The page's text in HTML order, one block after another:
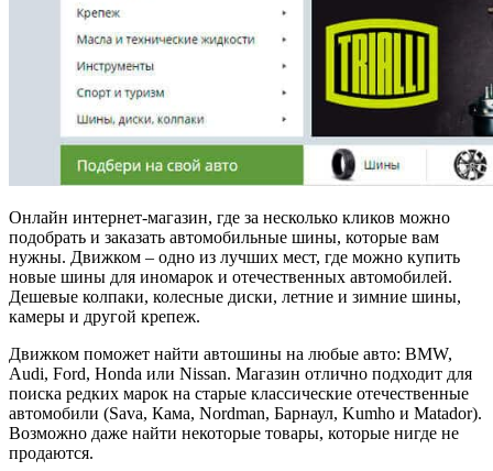
Онлайн интернет-магазин, где за несколько кликов можно
подобрать и заказать автомобильные шины, которые вам
нужны. Движком – одно из лучших мест, где можно купить
новые шины для иномарок и отечественных автомобилей.
Дешевые колпаки, колесные диски, летние и зимние шины,
камеры и другой крепеж.
Движком поможет найти автошины на любые авто: BMW,
Audi, Ford, Honda или Nissan. Магазин отлично подходит для
поиска редких марок на старые классические отечественные
автомобили (Sava, Кама, Nordman, Барнаул, Kumho и Matador).
Возможно даже найти некоторые товары, которые нигде не
продаются.